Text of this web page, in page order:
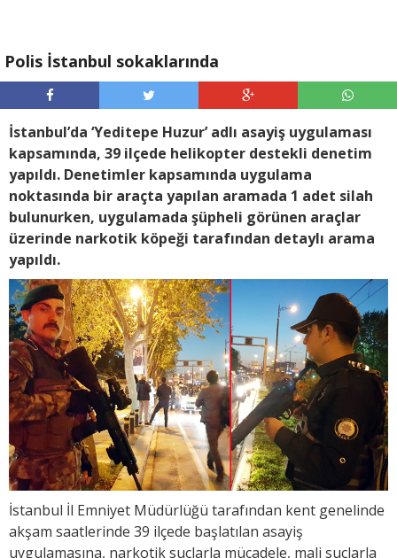
Polis İstanbul sokaklarında
İstanbul’da ‘Yeditepe Huzur’ adlı asayiş uygulaması
kapsamında, 39 ilçede helikopter destekli denetim
yapıldı. Denetimler kapsamında uygulama
noktasında bir araçta yapılan aramada 1 adet silah
bulunurken, uygulamada şüpheli görünen araçlar
üzerinde narkotik köpeği tarafından detaylı arama
yapıldı.
İstanbul İl Emniyet Müdürlüğü tarafından kent genelinde
akşam saatlerinde 39 ilçede başlatılan asayiş
uygulamasına, narkotik suçlarla mücadele, mali suçlarla